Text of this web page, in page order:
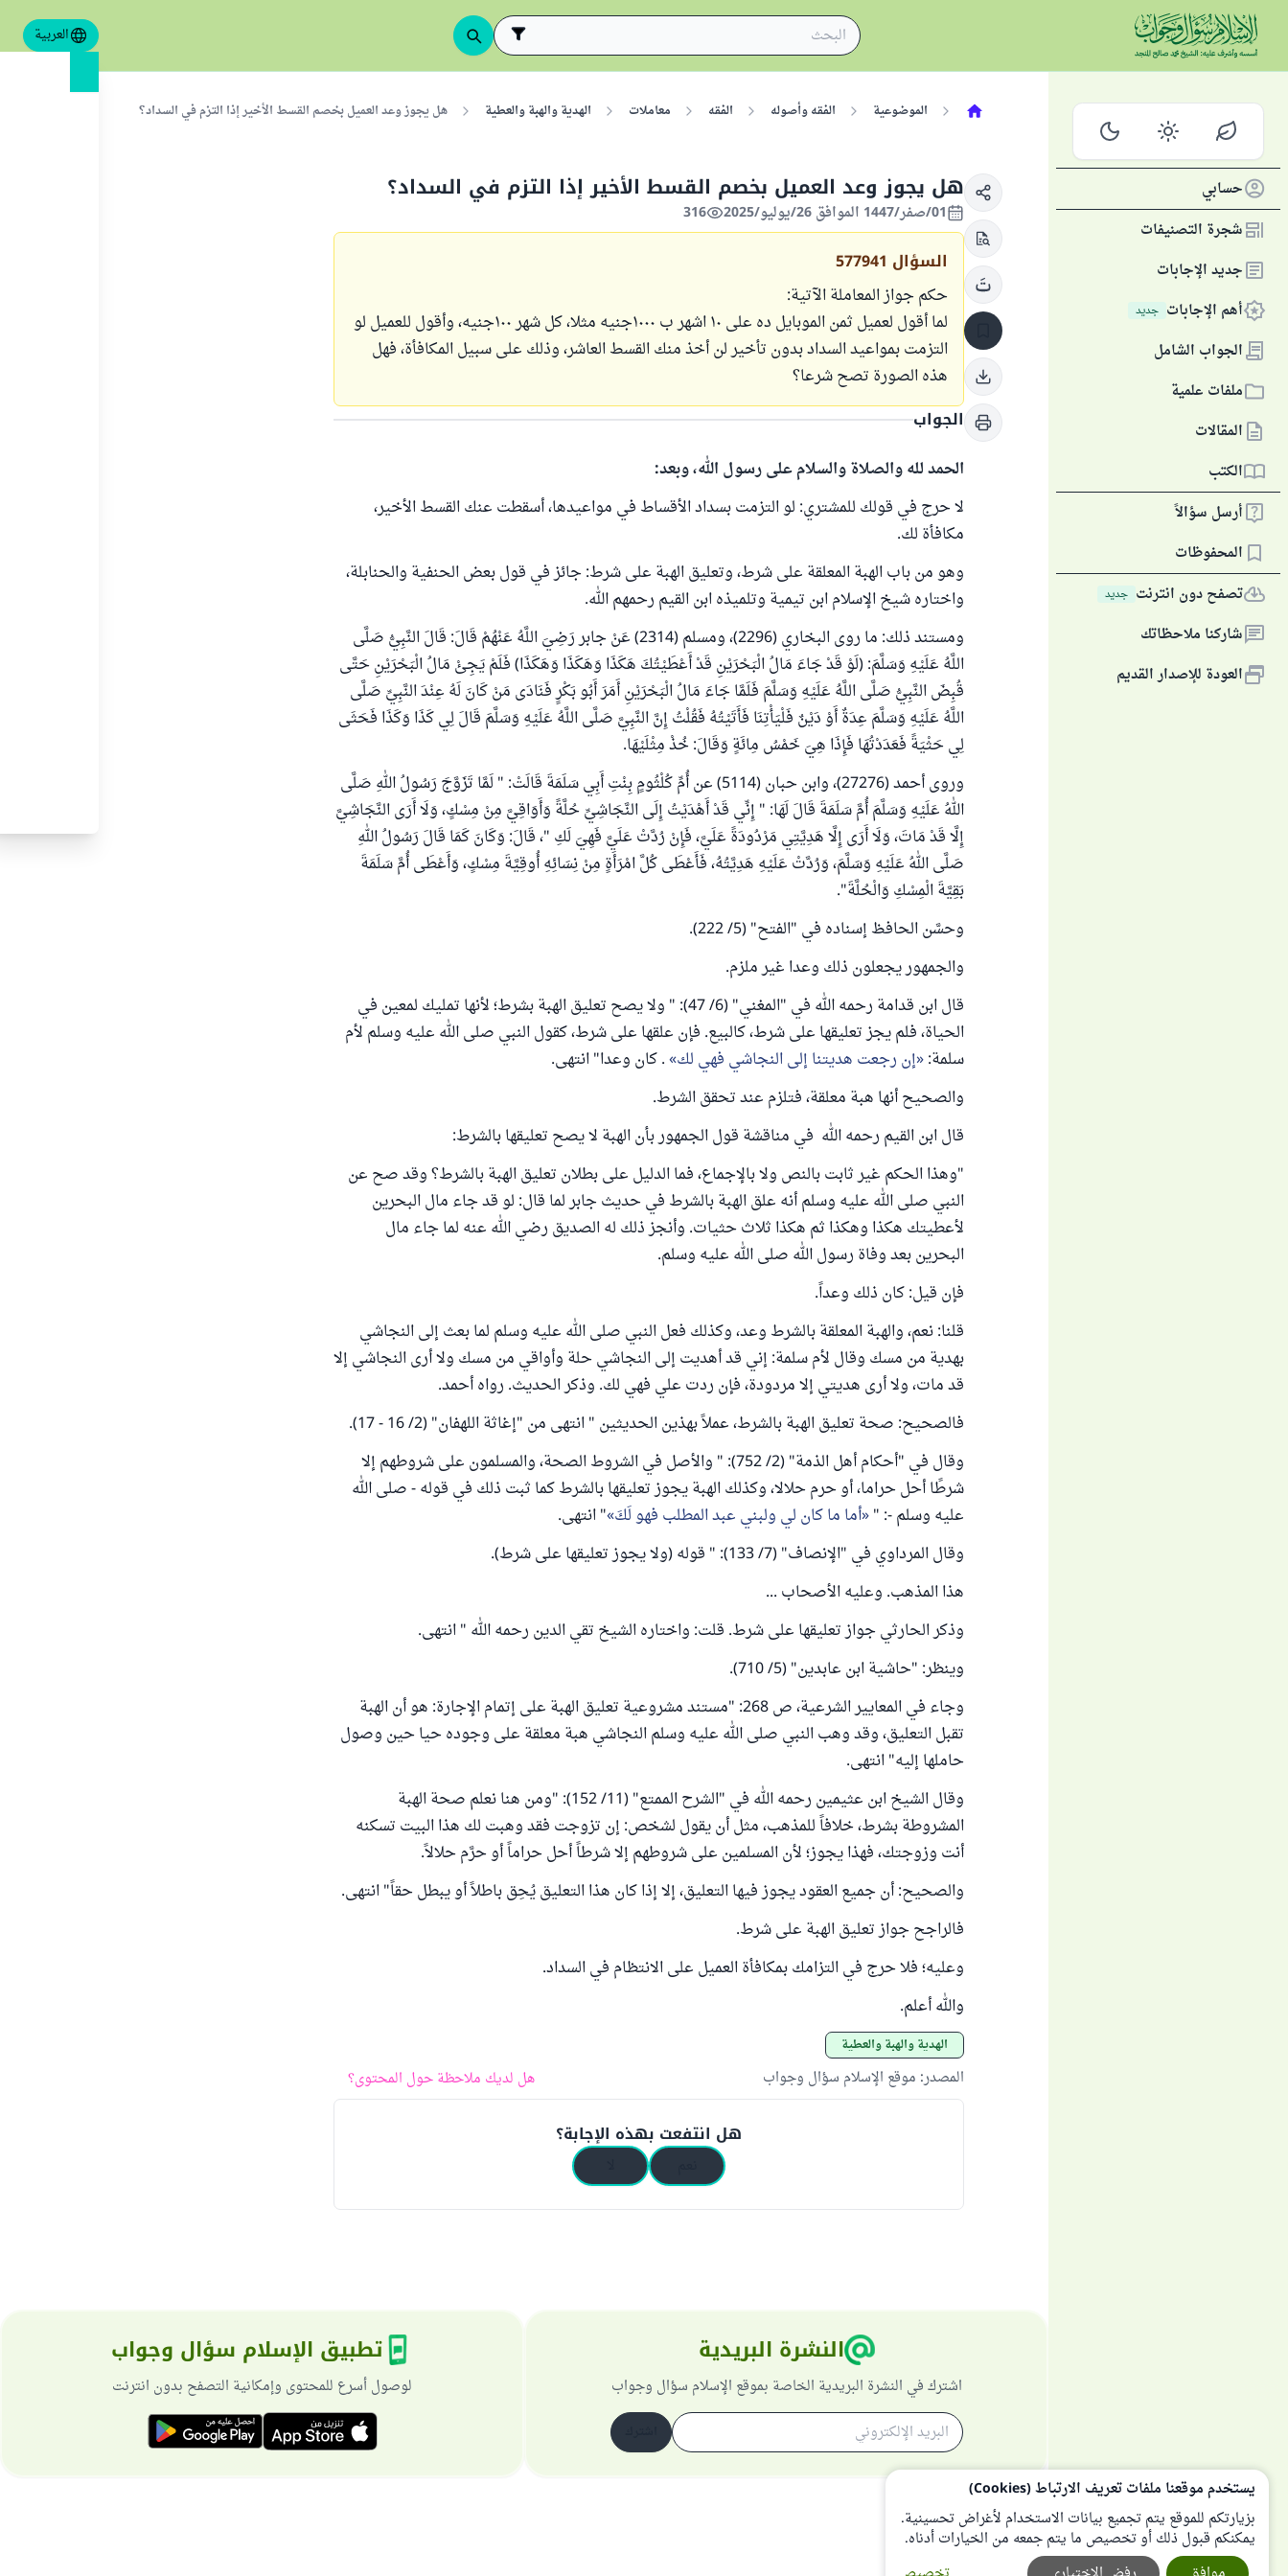
العربية
حسابي
شجرة التصنيفات
جديد الإجابات
أهم الإجابات جديد
الجواب الشامل
ملفات علمية
المقالات
الكتب
أرسل سؤالاً
المحفوظات
تصفح دون انترنت جديد
شاركنا ملاحظاتك
العودة للإصدار القديم
الموضوعية الفقه وأصوله الفقه معاملات الهدية والهبة والعطية هل يجوز وعد العميل بخصم القسط الأخير إذا التزم في السداد؟
هل يجوز وعد العميل بخصم القسط الأخير إذا التزم في السداد؟
01/صفر/1447 الموافق 26/يوليو/2025 316
السؤال 577941
حكم جواز المعاملة الآتية:
لما أقول لعميل ثمن الموبايل ده على ١٠ اشهر ب ١٠٠٠جنيه مثلا، كل شهر ١٠٠جنيه، وأقول للعميل لو
التزمت بمواعيد السداد بدون تأخير لن أخذ منك القسط العاشر، وذلك على سبيل المكافأة، فهل
هذه الصورة تصح شرعا؟
الجواب
الحمد لله والصلاة والسلام على رسول الله، وبعد:
لا حرج في قولك للمشتري: لو التزمت بسداد الأقساط في مواعيدها، أسقطت عنك القسط الأخير،
مكافأة لك.
وهو من باب الهبة المعلقة على شرط، وتعليق الهبة على شرط: جائز في قول بعض الحنفية والحنابلة،
واختاره شيخ الإسلام ابن تيمية وتلميذه ابن القيم رحمهم الله.
ومستند ذلك: ما روى البخاري (2296)، ومسلم (2314) عَنْ جابر رَضِيَ اللَّهُ عَنْهُمْ قَالَ: قَالَ النَّبِيُّ صَلَّى
اللَّهُ عَلَيْهِ وَسَلَّمَ: (لَوْ قَدْ جَاءَ مَالُ الْبَحْرَيْنِ قَدْ أَعْطَيْتُكَ هَكَذَا وَهَكَذَا وَهَكَذَا) فَلَمْ يَجِئْ مَالُ الْبَحْرَيْنِ حَتَّى
قُبِضَ النَّبِيُّ صَلَّى اللَّهُ عَلَيْهِ وَسَلَّمَ فَلَمَّا جَاءَ مَالُ الْبَحْرَيْنِ أَمَرَ أَبُو بَكْرٍ فَنَادَى مَنْ كَانَ لَهُ عِنْدَ النَّبِيِّ صَلَّى
اللَّهُ عَلَيْهِ وَسَلَّمَ عِدَةٌ أَوْ دَيْنٌ فَلْيَأْتِنَا فَأَتَيْتُهُ فَقُلْتُ إِنَّ النَّبِيَّ صَلَّى اللَّهُ عَلَيْهِ وَسَلَّمَ قَالَ لِي كَذَا وَكَذَا فَحَثَى
لِي حَثْيَةً فَعَدَدْتُهَا فَإِذَا هِيَ خَمْسُ مِائَةٍ وَقَالَ: خُذْ مِثْلَيْهَا.
وروى أحمد (27276)، وابن حبان (5114) عن أُمِّ كُلْثُومٍ بِنْتِ أَبِي سَلَمَةَ قَالَتْ: " لَمَّا تَزَوَّجَ رَسُولُ اللهِ صَلَّى
اللهُ عَلَيْهِ وَسَلَّمَ أُمَّ سَلَمَةَ قَالَ لَهَا: " إِنِّي قَدْ أَهْدَيْتُ إِلَى النَّجَاشِيِّ حُلَّةً وَأَوَاقِيَّ مِنْ مِسْكٍ، وَلَا أَرَى النَّجَاشِيَّ
إِلَّا قَدْ مَاتَ، وَلَا أَرَى إِلَّا هَدِيَّتِي مَرْدُودَةً عَلَيَّ، فَإِنْ رُدَّتْ عَلَيَّ فَهِيَ لَكِ "، قَالَ: وَكَانَ كَمَا قَالَ رَسُولُ اللهِ
صَلَّى اللهُ عَلَيْهِ وَسَلَّمَ، وَرُدَّتْ عَلَيْهِ هَدِيَّتُهُ، فَأَعْطَى كُلَّ امْرَأَةٍ مِنْ نِسَائِهِ أُوقِيَّةَ مِسْكٍ، وَأَعْطَى أُمَّ سَلَمَةَ
بَقِيَّةَ الْمِسْكِ وَالْحُلَّةَ".
وحسَّن الحافظ إسناده في "الفتح" (5/ 222).
والجمهور يجعلون ذلك وعدا غير ملزم.
قال ابن قدامة رحمه الله في "المغني" (6/ 47): " ولا يصح تعليق الهبة بشرط؛ لأنها تمليك لمعين في
الحياة، فلم يجز تعليقها على شرط، كالبيع. فإن علقها على شرط، كقول النبي صلى الله عليه وسلم لأم
سلمة: إن رجعت هديتنا إلى النجاشي فهي لك . كان وعدا" انتهى.
والصحيح أنها هبة معلقة، فتلزم عند تحقق الشرط.
قال ابن القيم رحمه الله في مناقشة قول الجمهور بأن الهبة لا يصح تعليقها بالشرط:
"وهذا الحكم غير ثابت بالنص ولا بالإجماع، فما الدليل على بطلان تعليق الهبة بالشرط؟ وقد صح عن
النبي صلى الله عليه وسلم أنه علق الهبة بالشرط في حديث جابر لما قال: لو قد جاء مال البحرين
لأعطيتك هكذا وهكذا ثم هكذا ثلاث حثيات. وأنجز ذلك له الصديق رضي الله عنه لما جاء مال
البحرين بعد وفاة رسول الله صلى الله عليه وسلم.
فإن قيل: كان ذلك وعداً.
قلنا: نعم، والهبة المعلقة بالشرط وعد، وكذلك فعل النبي صلى الله عليه وسلم لما بعث إلى النجاشي
بهدية من مسك وقال لأم سلمة: إني قد أهديت إلى النجاشي حلة وأواقي من مسك ولا أرى النجاشي إلا
قد مات، ولا أرى هديتي إلا مردودة، فإن ردت علي فهي لك. وذكر الحديث. رواه أحمد.
فالصحيح: صحة تعليق الهبة بالشرط، عملاً بهذين الحديثين " انتهى من "إغاثة اللهفان" (2/ 16 - 17).
وقال في "أحكام أهل الذمة" (2/ 752): " والأصل في الشروط الصحة، والمسلمون على شروطهم إلا
شرطًا أحل حراما، أو حرم حلالا، وكذلك الهبة يجوز تعليقها بالشرط كما ثبت ذلك في قوله - صلى الله
عليه وسلم -: " أما ما كان لي ولبني عبد المطلب فهو لَكَ " انتهى.
وقال المرداوي في "الإنصاف" (7/ 133): " قوله (ولا يجوز تعليقها على شرط).
هذا المذهب. وعليه الأصحاب ...
وذكر الحارثي جواز تعليقها على شرط. قلت: واختاره الشيخ تقي الدين رحمه الله " انتهى.
وينظر: "حاشية ابن عابدين" (5/ 710).
وجاء في المعايير الشرعية، ص 268: "مستند مشروعية تعليق الهبة على إتمام الإجارة: هو أن الهبة
تقبل التعليق، وقد وهب النبي صلى الله عليه وسلم النجاشي هبة معلقة على وجوده حيا حين وصول
حاملها إليه" انتهى.
وقال الشيخ ابن عثيمين رحمه الله في "الشرح الممتع" (11/ 152): "ومن هنا نعلم صحة الهبة
المشروطة بشرط، خلافاً للمذهب، مثل أن يقول لشخص: إن تزوجت فقد وهبت لك هذا البيت تسكنه
أنت وزوجتك، فهذا يجوز؛ لأن المسلمين على شروطهم إلا شرطاً أحل حراماً أو حرَّم حلالاً.
والصحيح: أن جميع العقود يجوز فيها التعليق، إلا إذا كان هذا التعليق يُحِق باطلاً أو يبطل حقاً" انتهى.
فالراجح جواز تعليق الهبة على شرط.
وعليه؛ فلا حرج في التزامك بمكافأة العميل على الانتظام في السداد.
والله أعلم.
الهدية والهبة والعطية
المصدر: موقع الإسلام سؤال وجواب هل لديك ملاحظة حول المحتوى؟
هل انتفعت بهذه الإجابة؟
النشرة البريدية
اشترك في النشرة البريدية الخاصة بموقع الإسلام سؤال وجواب
تطبيق الإسلام سؤال وجواب
لوصول أسرع للمحتوى وإمكانية التصفح بدون انترنت
يستخدم موقعنا ملفات تعريف الارتباط (Cookies)
بزيارتكم للموقع يتم تجميع بيانات الاستخدام لأغراض تحسينية.
يمكنكم قبول ذلك أو تخصيص ما يتم جمعه من الخيارات أدناه.